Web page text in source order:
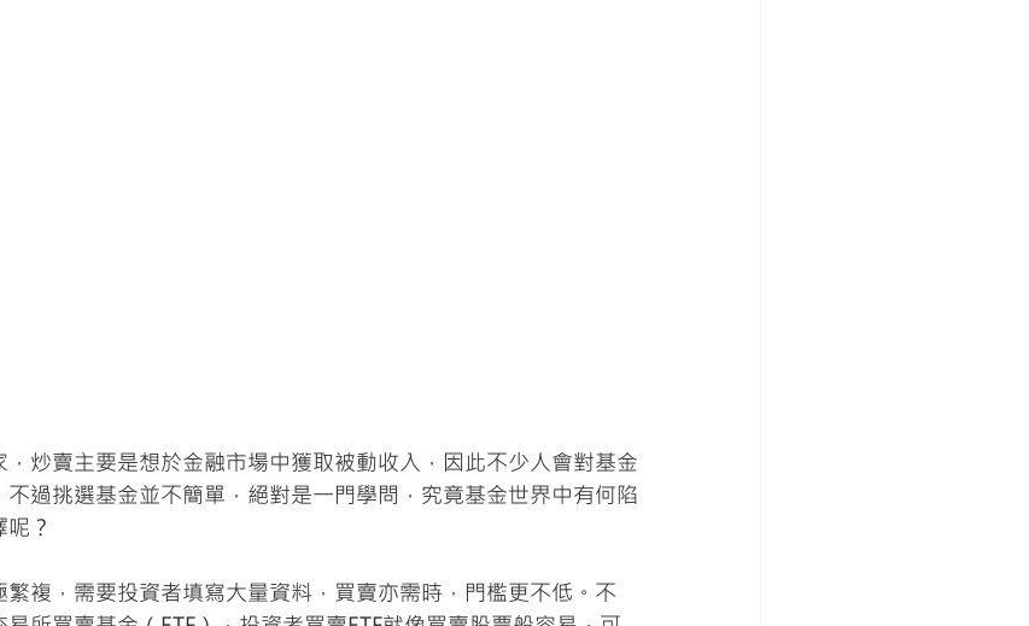
炒賣主要是想於金融市場中獲取被動收入，因此不少人會對基金
過挑選基金並不簡單，絕對是一門學問，究竟基金世界中有何陷
？
複，需要投資者填寫大量資料，買賣亦需時，門檻更不低。不